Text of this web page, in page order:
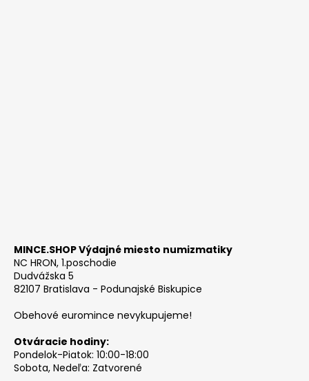
MINCE.SHOP Výdajné miesto numizmatiky
NC HRON, 1.poschodie
Dudvážska 5
82107 Bratislava - Podunajské Biskupice
Obehové euromince nevykupujeme!
Otváracie hodiny:
Pondelok-Piatok: 10:00-18:00
Sobota, Nedeľa: Zatvorené